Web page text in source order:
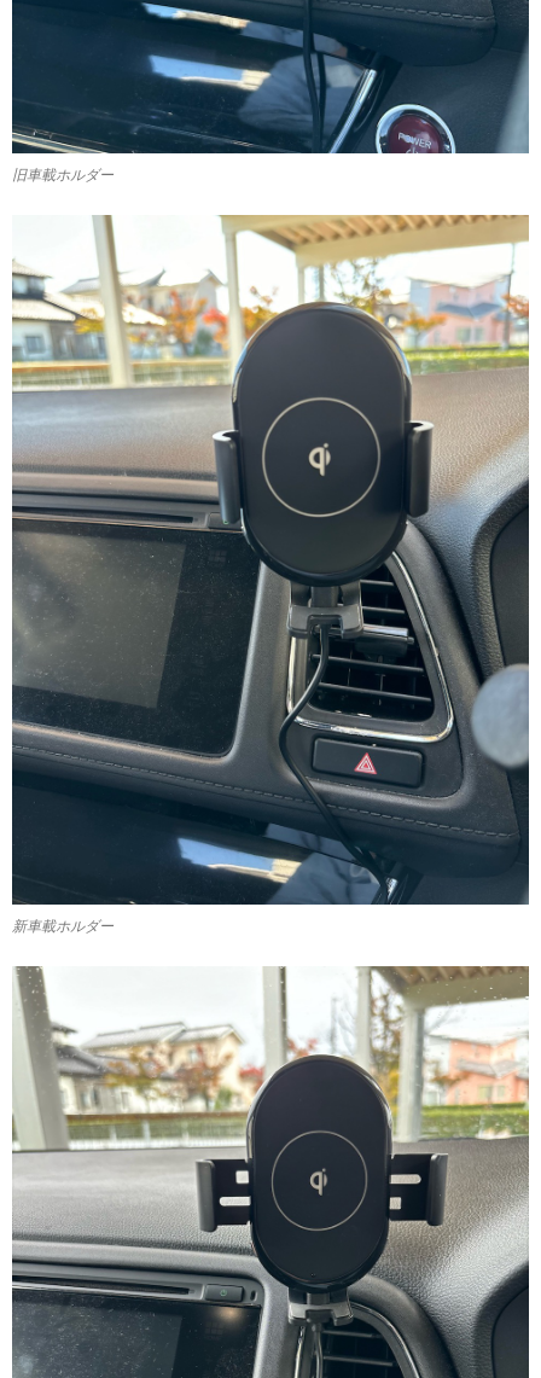
旧車載ホルダー
新車載ホルダー